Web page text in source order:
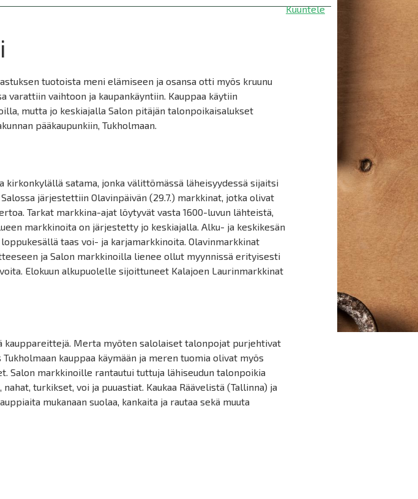
Kuuntele
tuotoista meni elämiseen ja osansa otti myös kruunu
varattiin vaihtoon ja kaupankäyntiin. Kauppaa käytiin
mutta jo keskiajalla Salon pitäjän talonpoikaisalukset
pääkaupunkiin, Tukholmaan.
kirkonkylällä satama, jonka välittömässä läheisyydessä sijaitsi
järjestettiin Olavinpäivän (29.7.) markkinat, jotka olivat
Tarkat markkina-ajat löytyvät vasta 1600-luvun lähteistä,
markkinoita on järjestetty jo keskiajalla. Alku- ja keskikesän
taas voi- ja karjamarkkinoita. Olavinmarkkinat
ja Salon markkinoilla lienee ollut myynnissä erityisesti
Elokuun alkupuolelle sijoittuneet Kalajoen Laurinmarkkinat
Merta myöten salolaiset talonpojat purjehtivat
kauppaa käymään ja meren tuomia olivat myös
Salon markkinoille rantautui tuttuja lähiseudun talonpoikia
turkikset, voi ja puuastiat. Kaukaa Räävelistä (Tallinna) ja
mukanaan suolaa, kankaita ja rautaa sekä muuta